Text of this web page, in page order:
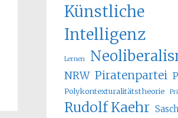
Künstliche
Intelligenz
Lernen
NRW Piratenpartei
Polykontexturalitätstheorie
Rudolf Kaehr